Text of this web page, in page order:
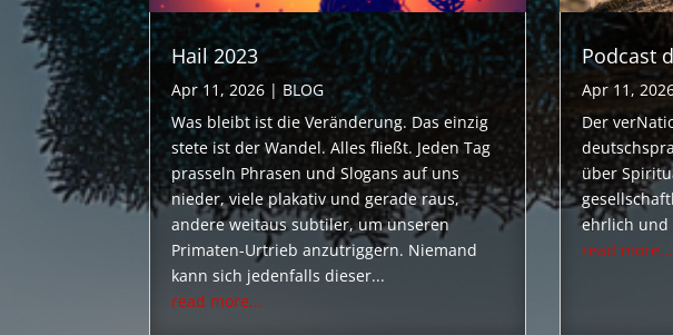
Hail 2023
Apr 11, 2026 | BLOG
Was bleibt ist die Veränderung. Das einzig
stete ist der Wandel. Alles fließt. Jeden Tag
prasseln Phrasen und Slogans auf uns
nieder, viele plakativ und gerade raus,
andere weitaus subtiler, um unseren
Primaten-Urtrieb anzutriggern. Niemand
kann sich jedenfalls dieser...
read more...
Podcast
Apr 11,
Der
über
ehrlich und
read more...